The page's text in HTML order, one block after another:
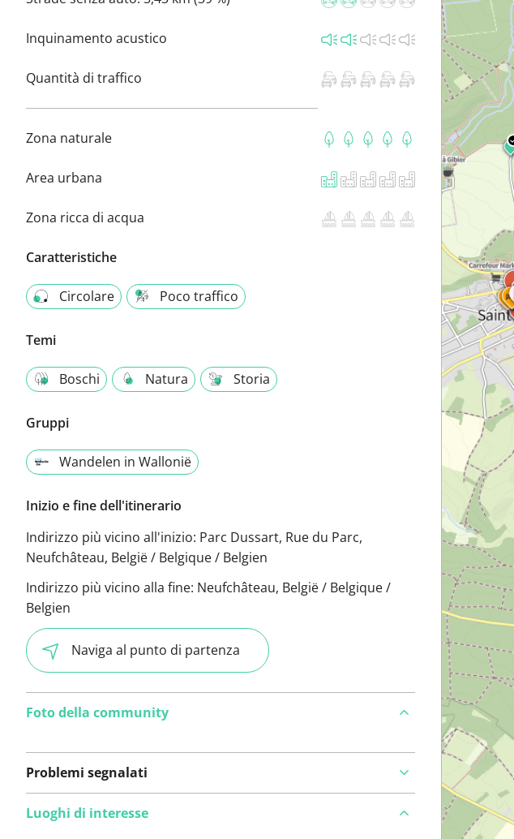
Inquinamento acustico
Quantità di traffico
Zona naturale
Area urbana
Zona ricca di acqua
Caratteristiche
Circolare Poco traffico
Temi
Boschi Natura Storia
Gruppi
Wandelen in Wallonië
Inizio e fine dell'itinerario
Indirizzo più vicino all'inizio: Parc Dussart, Rue du Parc,
Neufchâteau, België / Belgique / Belgien
Indirizzo più vicino alla fine: Neufchâteau, België / Belgique /
Belgien
Naviga al punto di partenza
Foto della community
Problemi segnalati
Luoghi di interesse